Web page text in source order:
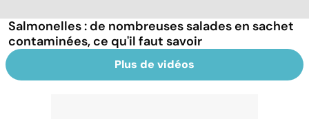
Salmonelles : de nombreuses salades en sachet
contaminées, ce qu'il faut savoir
Plus de vidéos